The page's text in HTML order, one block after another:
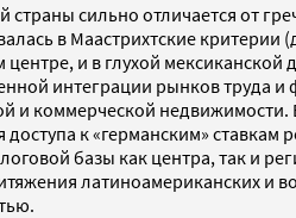
сильно отличается от
в Маастрихтские критерии
и в глухой
интеграции рынков труда и
коммерческой
к «германским» ставкам
базы как центра, так и
латиноамериканских и